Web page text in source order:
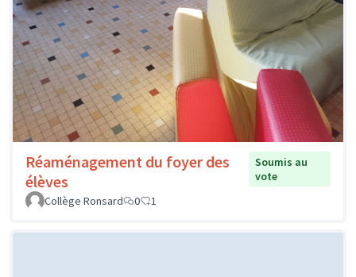
Réaménagement du foyer des
élèves
Soumis au
vote
Collège Ronsard
0 1